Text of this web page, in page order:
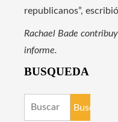
republicanos”,
Rachael Bade
informe.
BUSQUEDA
Buscar: